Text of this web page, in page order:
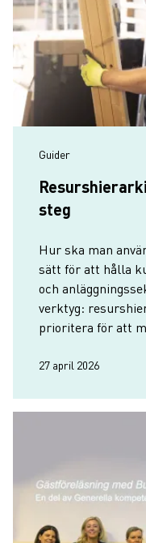
Guider
steg
Hur ska man
sätt för att hålla
och
verktyg:
prioritera för att
27 april 2026